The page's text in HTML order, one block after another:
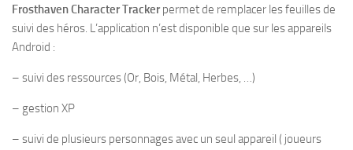
Frosthaven Character Trackerpermet de remplacer les feuilles de
suivi des héros. L’application n’est disponible que sur les appareils
Android :
– suivi des ressources (Or, Bois, Métal, Herbes, …)
– gestion XP
– suivi de plusieurs personnages avec un seul appareil ( joueurs